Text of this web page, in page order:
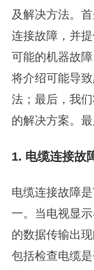
及解决方法。
连接故障，并
可能的机器故
将介绍可能导
法；最后，我
的解决方案。
1. 电缆连接故
电缆连接故障
一。当电视显
的数据传输出
包括检查电缆